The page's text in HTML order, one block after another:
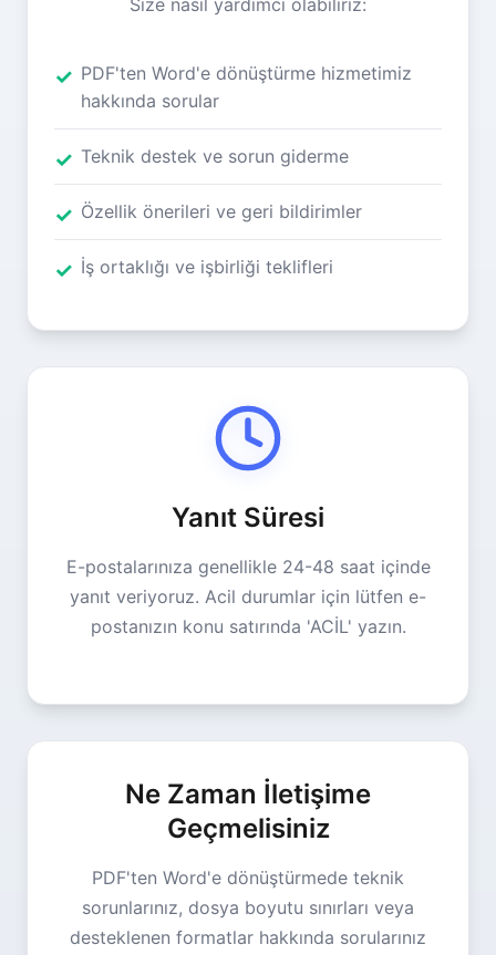
Size nasıl yardımcı olabiliriz:
PDF'ten Word'e dönüştürme hizmetimiz
hakkında sorular
Teknik destek ve sorun giderme
Özellik önerileri ve geri bildirimler
İş ortaklığı ve işbirliği teklifleri
Yanıt Süresi
E-postalarınıza genellikle 24-48 saat içinde
yanıt veriyoruz. Acil durumlar için lütfen e-
postanızın konu satırında 'ACİL' yazın.
Ne Zaman İletişime
Geçmelisiniz
PDF'ten Word'e dönüştürmede teknik
sorunlarınız, dosya boyutu sınırları veya
desteklenen formatlar hakkında sorularınız